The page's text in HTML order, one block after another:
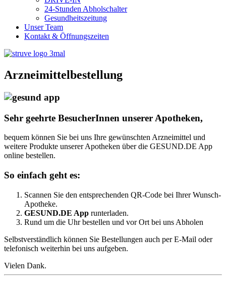
24-Stunden Abholschalter
Gesundheitszeitung
Unser Team
Kontakt & Öffnungszeiten
Arzneimittelbestellung
Sehr geehrte BesucherInnen unserer Apotheken,
bequem können Sie bei uns Ihre gewünschten Arzneimittel und
weitere Produkte unserer Apotheken über die GESUND.DE App
online bestellen.
So einfach geht es:
Scannen Sie den entsprechenden QR-Code bei Ihrer Wunsch-
Apotheke.
GESUND.DE App runterladen.
Rund um die Uhr bestellen und vor Ort bei uns Abholen
Selbstverständlich können Sie Bestellungen auch per E-Mail oder
telefonisch weiterhin bei uns aufgeben.
Vielen Dank.